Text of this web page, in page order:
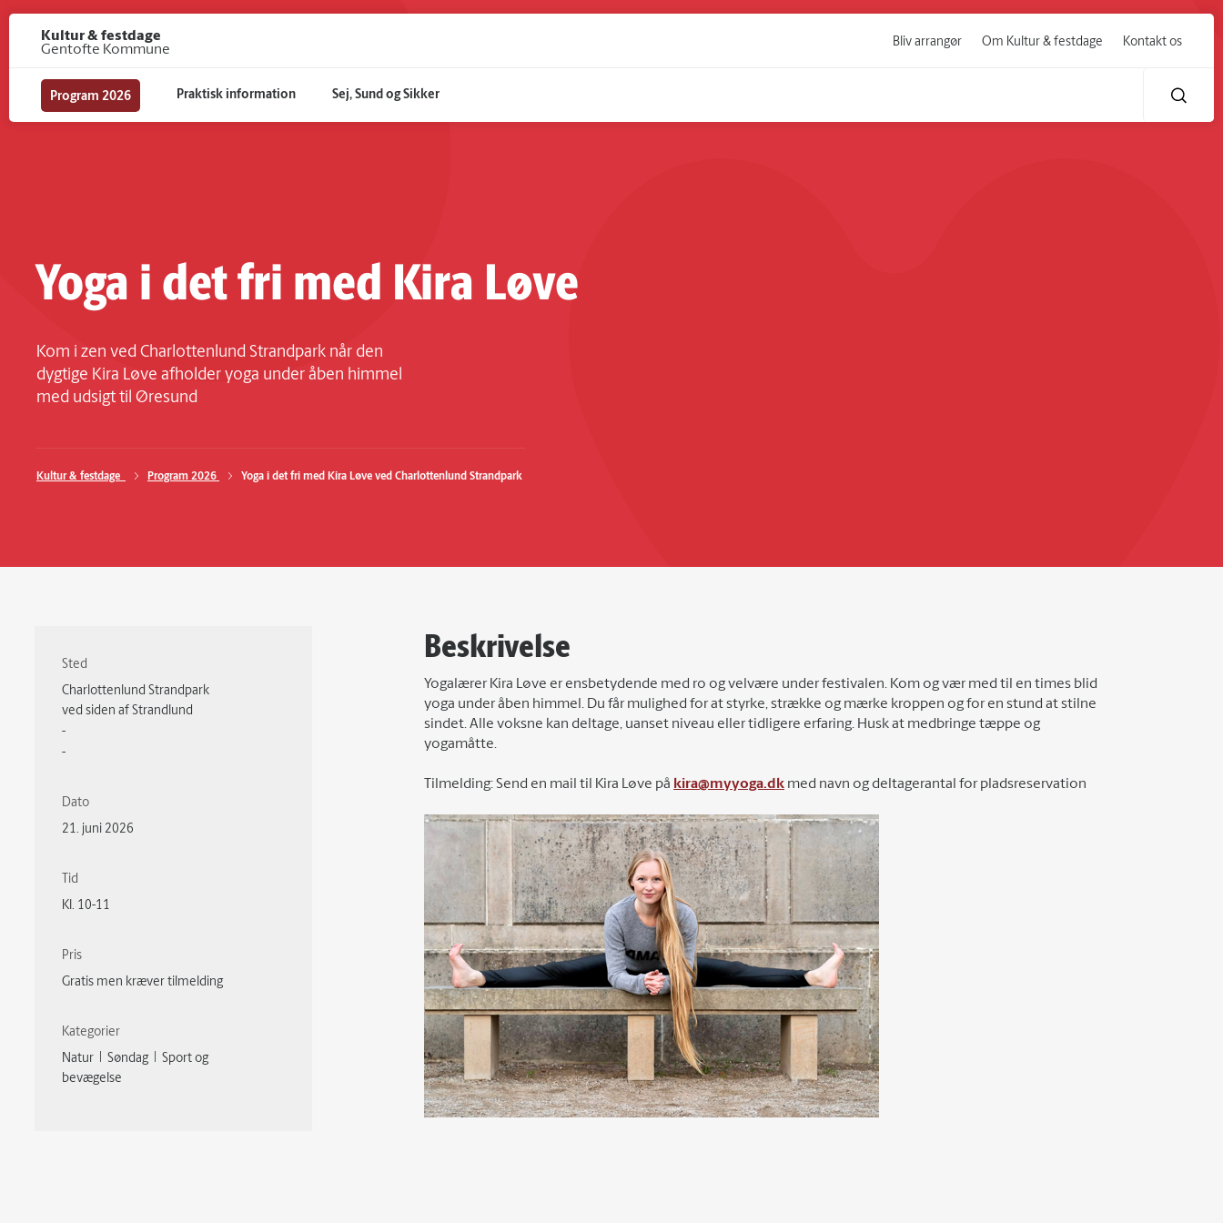
Kultur & festdage
Gentofte Kommune
Bliv arrangør Om Kultur & festdage Kontakt os
Program 2026 Praktisk information Sej, Sund og Sikker
Yoga i det fri med Kira Løve
Kom i zen ved Charlottenlund Strandpark når den
dygtige Kira Løve afholder yoga under åben himmel
med udsigt til Øresund
Kultur & festdage Program 2026 Yoga i det fri med Kira Løve ved Charlottenlund Strandpark
Sted
Charlottenlund Strandpark
ved siden af Strandlund
-
-
Dato
21. juni 2026
Tid
Kl. 10-11
Pris
Gratis men kræver tilmelding
Kategorier
Natur | Søndag | Sport og
bevægelse
Beskrivelse
Yogalærer Kira Løve er ensbetydende med ro og velvære under festivalen. Kom og vær med til en times blid
yoga under åben himmel. Du får mulighed for at styrke, strække og mærke kroppen og for en stund at stilne
sindet. Alle voksne kan deltage, uanset niveau eller tidligere erfaring. Husk at medbringe tæppe og
yogamåtte.
Tilmelding: Send en mail til Kira Løve på kira@myyoga.dk med navn og deltagerantal for pladsreservation